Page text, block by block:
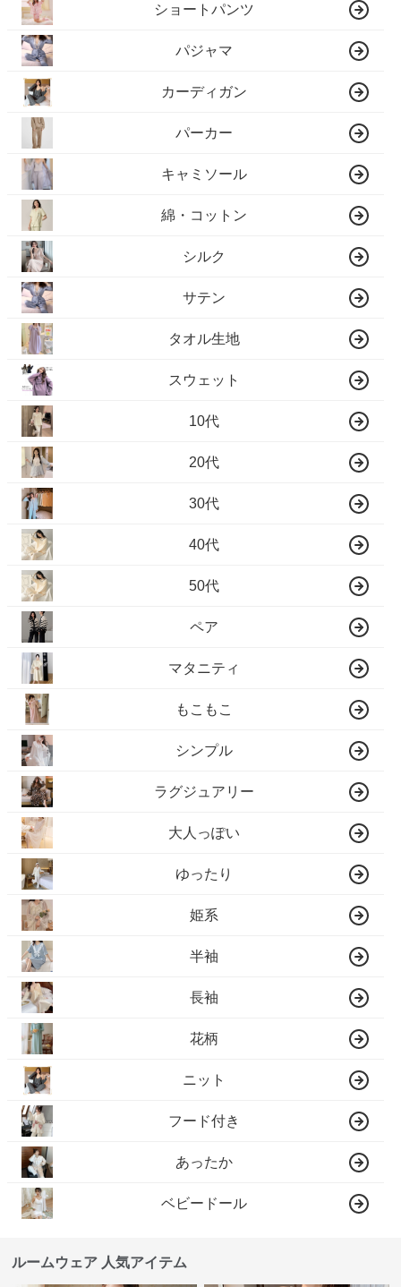
ショートパンツ
パジャマ
カーディガン
パーカー
キャミソール
綿・コットン
シルク
サテン
タオル生地
スウェット
10代
20代
30代
40代
50代
ペア
マタニティ
もこもこ
シンプル
ラグジュアリー
大人っぽい
ゆったり
姫系
半袖
長袖
花柄
ニット
フード付き
あったか
ベビードール
ルームウェア 人気アイテム